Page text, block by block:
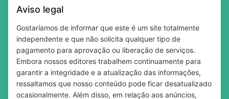
Aviso legal
Gostaríamos de informar que este é um site totalmente
independente e que não solicita qualquer tipo de
pagamento para aprovação ou liberação de serviços.
Embora nossos editores trabalhem continuamente para
garantir a integridade e a atualização das informações,
ressaltamos que nosso conteúdo pode ficar desatualizado
ocasionalmente. Além disso, em relação aos anúncios,